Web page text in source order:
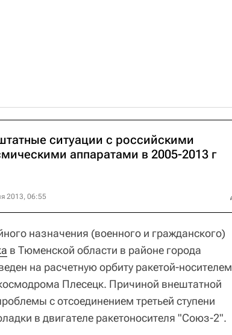
ситуации c российскими
аппаратами в 2005-2013 г
2013, 06:55
назначения (военного и гражданского)
в Тюменской области в районе города
на расчетную орбиту ракетой-носителем
Плесецк. Причиной внештатной
с отсоединением третьей ступени
в двигателе ракетоносителя "Союз-2".